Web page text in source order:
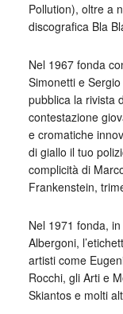
Pollution), oltre a
discografica Bla
Nel 1967 fonda
Simonetti e
pubblica la rivista
contestazione
e cromatiche
di giallo il tuo
complicità di
Frankenstein,
Nel 1971 fonda,
Albergoni,
artisti come
Rocchi, gli Arti e
Skiantos e molti